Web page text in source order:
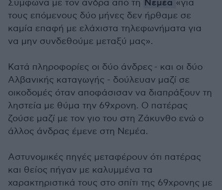
Σύμφωνα με τον άνδρα από τη Νεμέα «για
τους επόμενους δύο μήνες δεν ήρθαμε σε
καμία επαφή με ελάχιστα τηλεφωνήματα για
να μην συνδεθούμε μεταξύ μας».
Κατά πληροφορίες οι δύο άνδρες - και οι δύο
Αλβανικής καταγωγής - δούλευαν μαζί σε
οικοδομές όταν αποφάσισαν να διαπράξουν τη
ληστεία με θύμα την 69χρονη. Ο πατέρας
ζούσε μαζί με τον γιο του στη Ζάκυνθο ενώ ο
άλλος άνδρας έμενε στη Νεμέα.
Αστυνομικές πηγές μεταφέρουν ότι πατέρας
και θείος πήγαν με καλυμμένα τα
χαρακτηριστικά τους στο σπίτι της 69χρονης με